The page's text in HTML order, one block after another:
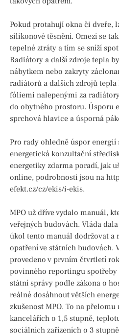
Pokud protahují okna či dveře,
silikonové těsnění. Omezí se
tepelné ztráty a tím se sníží
Radiátory a další zdroje tepla
nábytkem nebo zakryty
radiátorů a dalších zdrojů
fóliemi nalepenými za
do obytného prostoru. Úsporu
sprchová hlavice a úsporná
Pro rady ohledně úspor
energetická konzultační
energetiky zdarma poradí, jak
online, podrobnosti jsou na
efekt.cz/cz/ekis/i-ekis.
MPO už dříve vydalo manuál,
veřejných budovách. Vláda
úkol tento manuál dodržovat a
opatření ve státních budovách.
provedeno v prvním čtvrtletí
povinného reportingu
státní správy podle zákona o
reálné dosáhnout větších
zkušenost MPO. To na
kancelářích o 1,5 stupně,
sociálních zařízeních o 3